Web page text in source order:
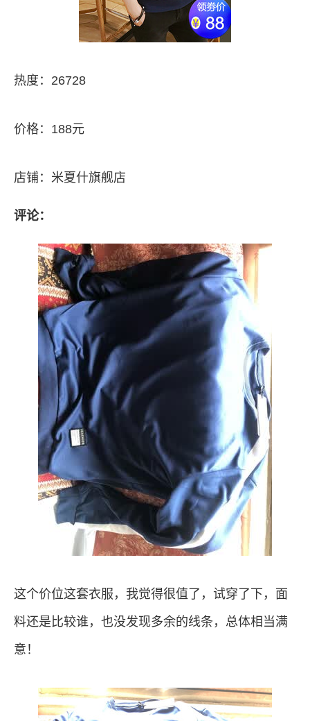
热度：26728
价格：188元
店铺：米夏什旗舰店
评论：
这个价位这套衣服，我觉得很值了，试穿了下，面
料还是比较谁，也没发现多余的线条，总体相当满
意！